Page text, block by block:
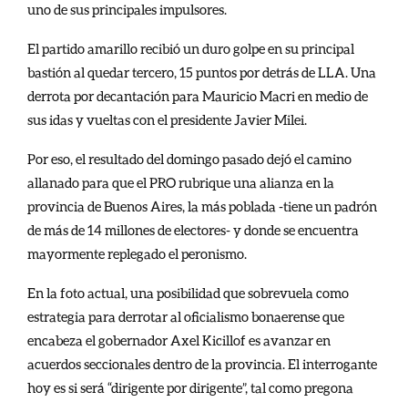
uno de sus principales impulsores.
El partido amarillo recibió un duro golpe en su principal
bastión al quedar tercero, 15 puntos por detrás de LLA. Una
derrota por decantación para Mauricio Macri en medio de
sus idas y vueltas con el presidente Javier Milei.
Por eso, el resultado del domingo pasado dejó el camino
allanado para que el PRO rubrique una alianza en la
provincia de Buenos Aires, la más poblada -tiene un padrón
de más de 14 millones de electores- y donde se encuentra
mayormente replegado el peronismo.
En la foto actual, una posibilidad que sobrevuela como
estrategia para derrotar al oficialismo bonaerense que
encabeza el gobernador Axel Kicillof es avanzar en
acuerdos seccionales dentro de la provincia. El interrogante
hoy es si será “dirigente por dirigente”, tal como pregona